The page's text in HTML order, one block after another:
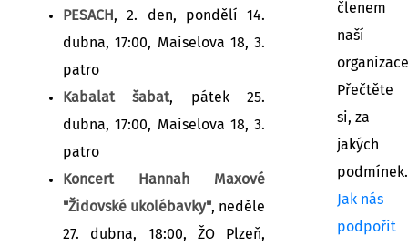
PESACH, 2. den, pondělí 14.
dubna, 17:00, Maiselova 18, 3.
patro
Kabalat šabat, pátek 25.
dubna, 17:00, Maiselova 18, 3.
patro
Koncert Hannah Maxové
"Židovské ukolébavky", neděle
27. dubna, 18:00, ŽO Plzeň,
členem
naší
Přečtěte
si, za
jakých
podmínek.
Jak nás
podpořit